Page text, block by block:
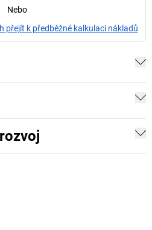
Nebo
přejít k předběžné kalkulaci nákladů